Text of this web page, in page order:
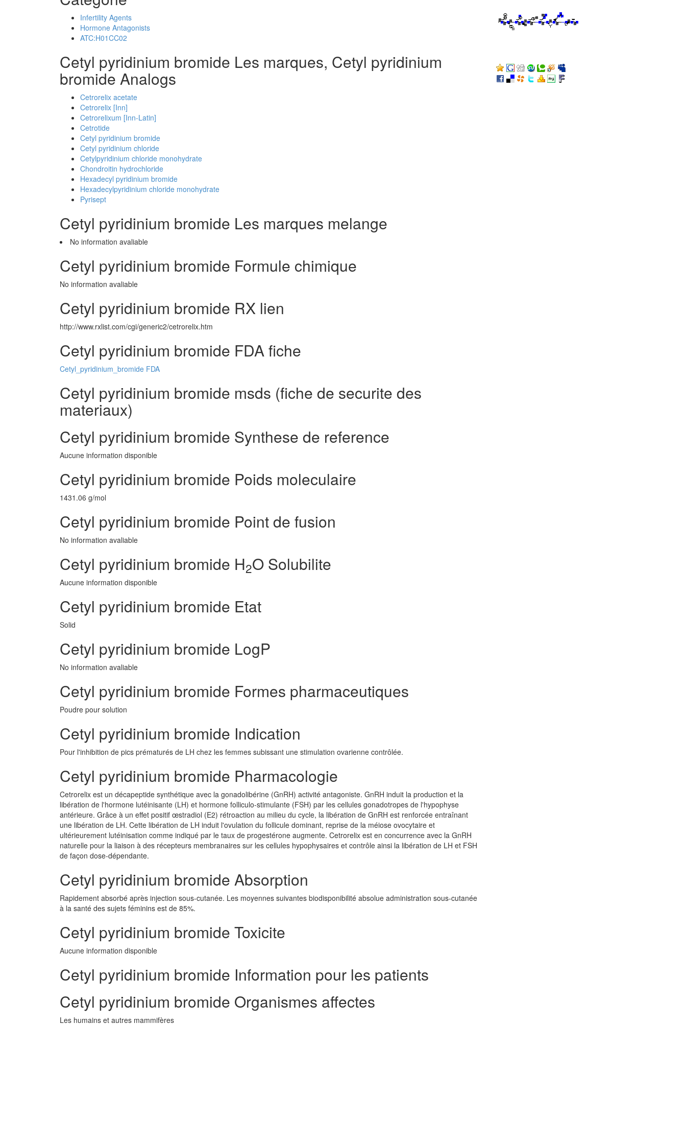
Infertility Agents
Hormone Antagonists
ATC:H01CC02
Cetyl pyridinium bromide Les marques, Cetyl pyridinium
bromide Analogs
Cetrorelix acetate
Cetrorelix [Inn]
Cetrorelixum [Inn-Latin]
Cetrotide
Cetyl pyridinium bromide
Cetyl pyridinium chloride
Cetylpyridinium chloride monohydrate
Chondroitin hydrochloride
Hexadecyl pyridinium bromide
Hexadecylpyridinium chloride monohydrate
Pyrisept
Cetyl pyridinium bromide Les marques melange
No information avaliable
Cetyl pyridinium bromide Formule chimique
No information avaliable
Cetyl pyridinium bromide RX lien
http://www.rxlist.com/cgi/generic2/cetrorelix.htm
Cetyl pyridinium bromide FDA fiche
Cetyl_pyridinium_bromide FDA
Cetyl pyridinium bromide msds (fiche de securite des
materiaux)
Cetyl pyridinium bromide Synthese de reference
Aucune information disponible
Cetyl pyridinium bromide Poids moleculaire
1431.06 g/mol
Cetyl pyridinium bromide Point de fusion
No information avaliable
Cetyl pyridinium bromide H2O Solubilite
Aucune information disponible
Cetyl pyridinium bromide Etat
Solid
Cetyl pyridinium bromide LogP
No information avaliable
Cetyl pyridinium bromide Formes pharmaceutiques
Poudre pour solution
Cetyl pyridinium bromide Indication
Pour l'inhibition de pics prématurés de LH chez les femmes subissant une stimulation ovarienne contrôlée.
Cetyl pyridinium bromide Pharmacologie
Cetrorelix est un décapeptide synthétique avec la gonadolibérine (GnRH) activité antagoniste. GnRH induit la production et la
libération de l'hormone lutéinisante (LH) et hormone folliculo-stimulante (FSH) par les cellules gonadotropes de l'hypophyse
antérieure. Grâce à un effet positif œstradiol (E2) rétroaction au milieu du cycle, la libération de GnRH est renforcée entraînant
une libération de LH. Cette libération de LH induit l'ovulation du follicule dominant, reprise de la méiose ovocytaire et
ultérieurement lutéinisation comme indiqué par le taux de progestérone augmente. Cetrorelix est en concurrence avec la GnRH
naturelle pour la liaison à des récepteurs membranaires sur les cellules hypophysaires et contrôle ainsi la libération de LH et FSH
de façon dose-dépendante.
Cetyl pyridinium bromide Absorption
Rapidement absorbé après injection sous-cutanée. Les moyennes suivantes biodisponibilité absolue administration sous-cutanée
à la santé des sujets féminins est de 85%.
Cetyl pyridinium bromide Toxicite
Aucune information disponible
Cetyl pyridinium bromide Information pour les patients
Cetyl pyridinium bromide Organismes affectes
Les humains et autres mammifères